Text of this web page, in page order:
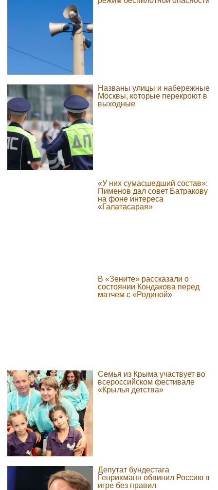
Названы улицы и набережные
Москвы, которые перекроют в
выходные
«У них сумасшедший состав»:
Пименов дал совет Батракову
на фоне интереса
«Галатасарая»
В «Зените» рассказали о
состоянии Кондакова перед
матчем с «Родиной»
Семья из Крыма участвует во
всероссийском фестивале
«Крылья детства»
Депутат бундестага
Генрихманн обвинил Россию в
игре без правил